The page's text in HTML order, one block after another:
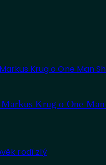
Krug o One